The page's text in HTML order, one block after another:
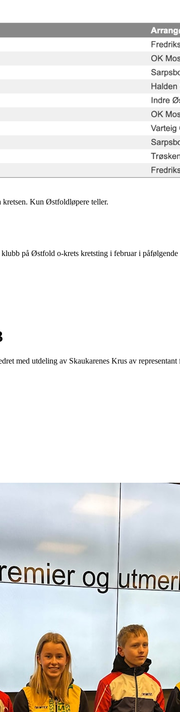
kretsen. Kun Østfoldløpere teller.
på Østfold o-krets kretsting i februar i påfølgende
med utdeling av Skaukarenes Krus av